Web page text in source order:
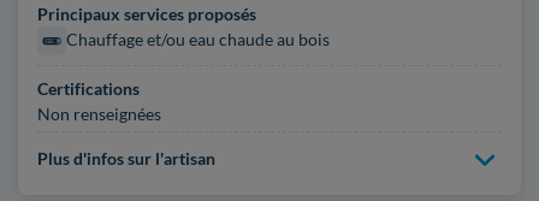
Principaux services proposés
Chauffage et/ou eau chaude au bois
Certifications
Non renseignées
Plus d'infos sur l'artisan